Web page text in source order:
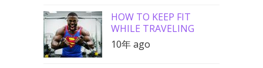
HOW TO KEEP FIT
WHILE TRAVELING
10年 ago